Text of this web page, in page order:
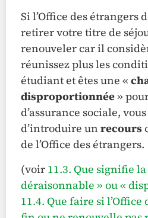
Si l’Office des étrangers
retirer votre titre de
renouveler car il
réunissez plus les
étudiant et êtes une «
disproportionnée»
d’assurance sociale,
d’introduire un recours
de l’Office des étrangers.
(voir 11.3. Que signifie
déraisonnable » ou «
11.4. Que faire si